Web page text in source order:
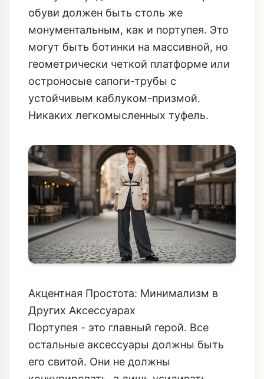
остроносые сапоги-трубы с
устойчивым каблуком-призмой.
Никаких легкомысленных туфель.
Акцентная Простота: Минимализм в
Других Аксессуарах
Портупея - это главный герой. Все
его свитой. Они не должны
конкурировать, а лишь усиливать
ощущение архитектурной строгости.
**Сумка:** Выбирайте сумки-кофры